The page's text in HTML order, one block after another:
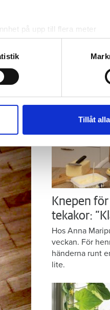
på upp till flera meter
(fingeravtryck)
i
detaljsektionen.
och annan
kan i sin tur
Tillåt alla
Knepen är
min sida”, säger
Tips & Råd
Knepen
tekakor:
Hos Anna
veckan. För
händerna runt
lite.